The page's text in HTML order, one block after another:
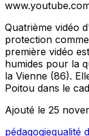
Quatrième vidéo
protection
première vidéo
humides pour la
la Vienne (86).
Poitou dans le
Ajouté le 25
pédagogiequalité